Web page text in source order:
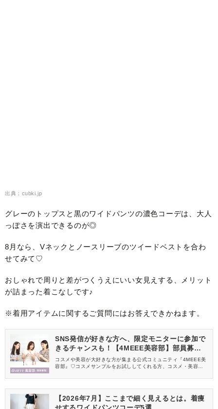
出典：cubki.jp
グレーのトップスと黒のワイドパンツの濃色コーデは、大人
っぽさを演出できるのが◎
8月なら、Vネックとノースリーブのツイードベストを合わ
せてみて♡
おしゃれで周りと差がつくうえにいい女見えする、メリット
が詰まった着こなしです♪
※着用アイテムに関するご質問にはお答えできかねます。
SNS発信が好きな方へ、限定モニターに参加で
きるチャンスも！【4MEEE美容部】部員募集
中
コスメや美容が大好きな方が集まる公式コミュニティ『4MEEE美
容部』♡コスメサンプルをお試ししてくれる方、コスメ・美容情報
【2026年7月】ここまで細く見えるとは。着痩
せするワイドパンツコーデ5選